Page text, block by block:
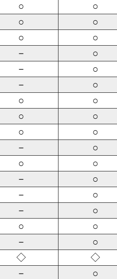
○ ○
○ ○
○ ○
－ ○
－ ○
－ ○
○ ○
○ ○
○ ○
－ ○
○ ○
－ ○
－ ○
－ ○
○ ○
－ ○
◇ ◇
－ ○